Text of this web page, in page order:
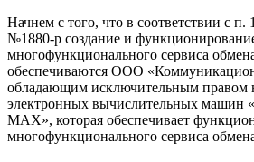
Начнем с того, что в соответствии с п.
№1880-р создание и
многофункционального сервиса
обеспечиваются ООО
обладающим исключительным правом
электронных вычислительных машин
MAX», которая обеспечивает
многофункционального сервиса